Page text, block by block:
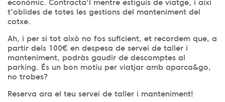
econòmic. Contracta'l mentre estiguis de viatge, i així
t'oblides de totes les gestions del manteniment del
cotxe.
Ah, i per si tot això no fos suficient, et recordem que, a
partir dels 100€ en despesa de servei de taller i
manteniment, podràs gaudir de descomptes al
parking. És un bon motiu per viatjar amb aparca&go,
no trobes?
Reserva ara el teu servei de taller i manteniment!